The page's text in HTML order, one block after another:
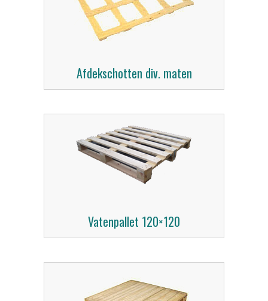
Afdekschotten div. maten
Vatenpallet 120×120